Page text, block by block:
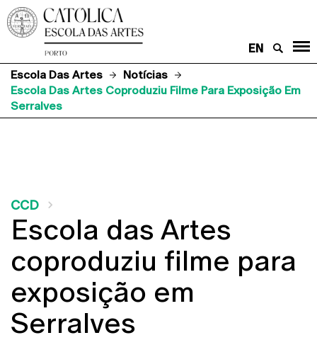
EN
Escola Das Artes
Notícias
Escola Das Artes Coproduziu Filme Para Exposição Em
Serralves
CCD
Escola das Artes
coproduziu filme para
exposição em
Serralves